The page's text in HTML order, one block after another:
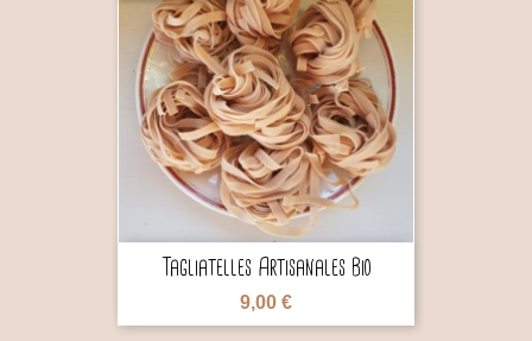

Tagliatelles Artisanales Bio
9,00 €